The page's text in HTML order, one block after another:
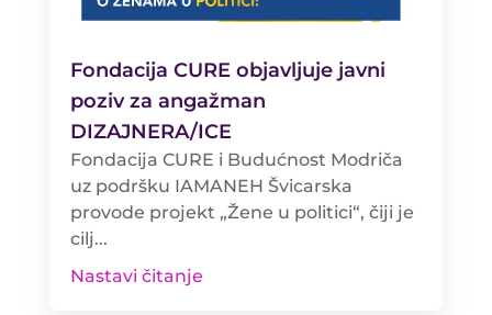
Fondacija CURE objavljuje javni
poziv za angažman
DIZAJNERA/ICE
Fondacija CURE i Budućnost Modriča
uz podršku IAMANEH Švicarska
provode projekt „Žene u politici“, čiji je
cilj...
Nastavi čitanje